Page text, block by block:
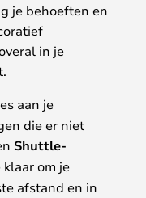
je behoeften en
in je
aan je
die er niet
Shuttle-
om je
afstand en in